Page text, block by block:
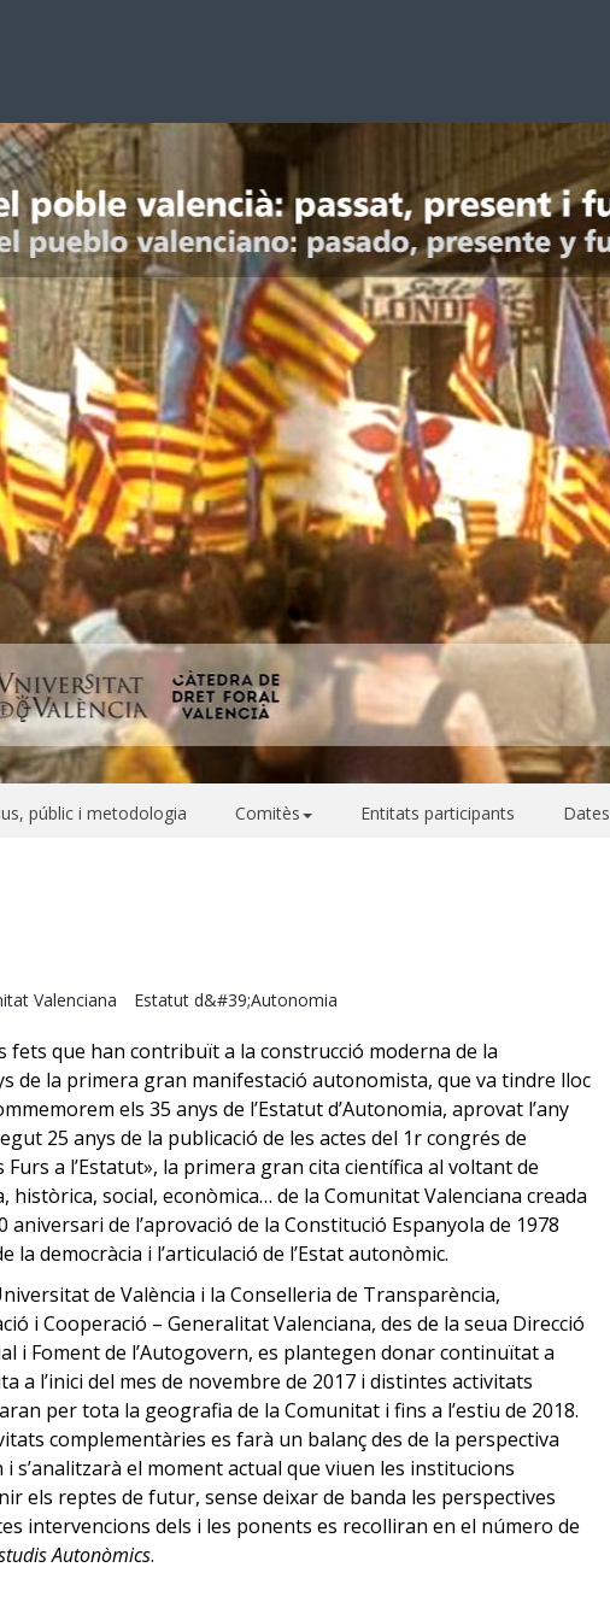
públic i metodologia Comitès Entitats participants Dates
Valenciana Estatut d&#39;Autonomia
fets que han contribuït a la construcció moderna de la
de la primera gran manifestació autonomista, que va tindre lloc
els 35 anys de l’Estatut d’Autonomia, aprovat l’any
25 anys de la publicació de les actes del 1r congrés de
Furs a l’Estatut», la primera gran cita científica al voltant de
històrica, social, econòmica… de la Comunitat Valenciana creada
aniversari de l’aprovació de la Constitució Espanyola de 1978
la democràcia i l’articulació de l’Estat autonòmic.
de València i la Conselleria de Transparència,
i Cooperació – Generalitat Valenciana, des de la seua Direcció
i Foment de l’Autogovern, es plantegen donar continuïtat a
a l’inici del mes de novembre de 2017 i distintes activitats
per tota la geografia de la Comunitat i fins a l’estiu de 2018.
complementàries es farà un balanç des de la perspectiva
s’analitzarà el moment actual que viuen les institucions
els reptes de futur, sense deixar de banda les perspectives
intervencions dels i les ponents es recolliran en el número de
Autonòmics.